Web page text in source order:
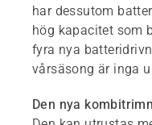
har dessutom
hög kapacitet som
fyra nya
vårsäsong är inga
Den nya